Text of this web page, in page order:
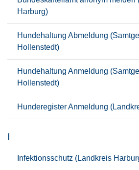
Harburg)
Hundehaltung Abmeldung
Hollenstedt)
Hundehaltung Anmeldung
Hollenstedt)
Hunderegister Anmeldung
I
Infektionsschutz (Landkreis